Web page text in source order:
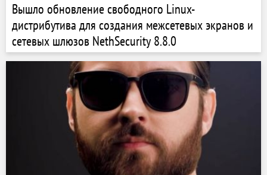
Вышло обновление свободного Linux-
дистрибутива для создания межсетевых экранов и
сетевых шлюзов NethSecurity 8.8.0